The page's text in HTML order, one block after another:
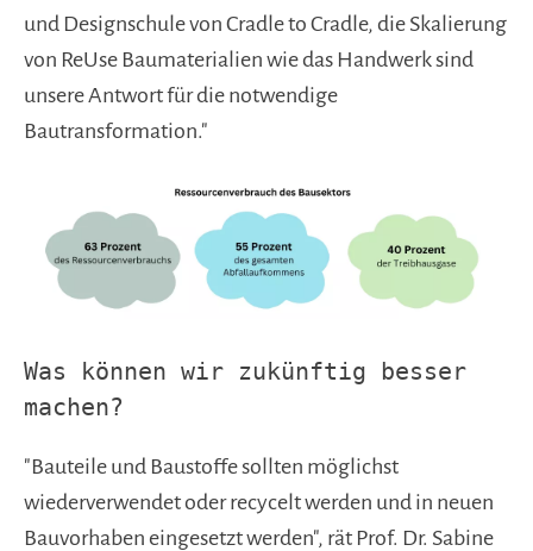
und Designschule von Cradle to Cradle, die Skalierung
von ReUse Baumaterialien wie das Handwerk sind
unsere Antwort für die notwendige
Bautransformation."
Was können wir zukünftig besser
machen?
"Bauteile und Baustoffe sollten möglichst
wiederverwendet oder recycelt werden und in neuen
Bauvorhaben eingesetzt werden", rät Prof. Dr. Sabine